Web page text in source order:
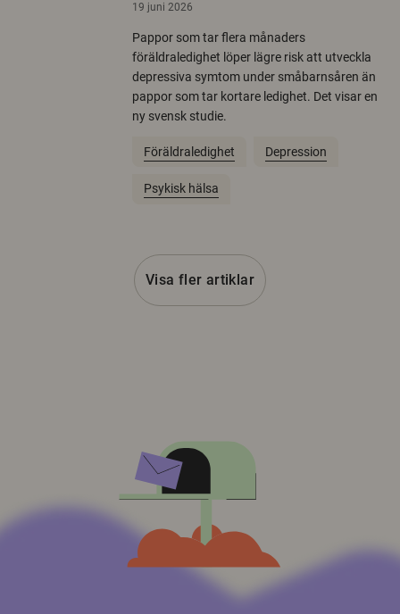
19 juni 2026
Pappor som tar flera månaders
föräldraledighet löper lägre risk att utveckla
depressiva symtom under småbarnsåren än
pappor som tar kortare ledighet. Det visar en
ny svensk studie.
Föräldraledighet Depression
Psykisk hälsa
Visa fler artiklar